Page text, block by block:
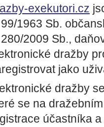
exekutori.cz
1963 Sb.
2009 Sb.,
dražby
jako
dražby
se na
účastníka